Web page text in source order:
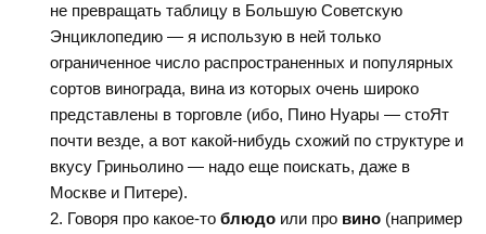
не превращать таблицу в Большую Советскую
Энциклопедию — я использую в ней только
ограниченное число распространенных и популярных
сортов винограда, вина из которых очень широко
представлены в торговле (ибо, Пино Нуары — стоЯт
почти везде, а вот какой-нибудь схожий по структуре и
вкусу Гриньолино — надо еще поискать, даже в
Москве и Питере).
Говоря про какое-то блюдоили про вино(например